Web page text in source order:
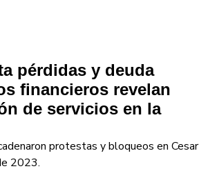
pérdidas y deuda
financieros revelan
de servicios en la
protestas y bloqueos en
2023.